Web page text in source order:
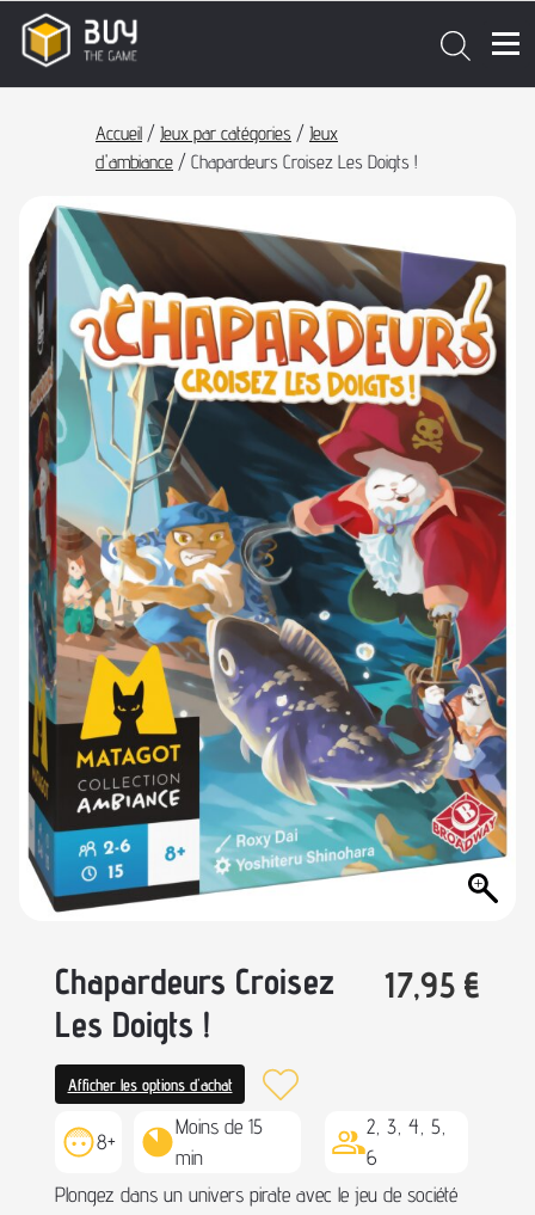
Accueil / Jeux par catégories / Jeux
d'ambiance / Chapardeurs Croisez Les Doigts !
Chapardeurs Croisez
Les Doigts !
17,95 €
Afficher les options d'achat
8+
Moins de 15
min
2, 3, 4, 5,
6
Plongez dans un univers pirate avec le jeu de société